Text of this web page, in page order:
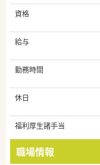
資格
給与
勤務時間
休日
福利厚生諸手当
職場情報